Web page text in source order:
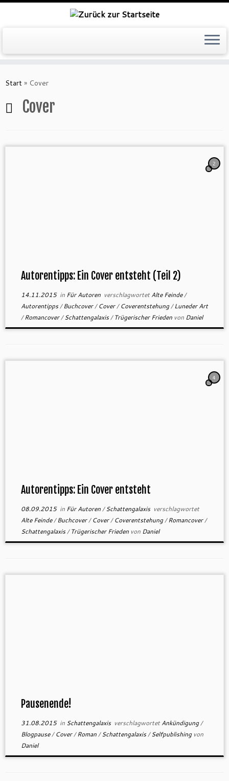
Inhalt
Start » Cover
Cover
2
Autorentipps: Ein Cover entsteht (Teil 2)
14.11.2015in Für Autoren verschlagwortetAlte Feinde/
Autorentipps/Buchcover/Cover/Coverentstehung/Luneder Art
/Romancover/Schattengalaxis/Trügerischer Frieden von Daniel
4
Autorentipps: Ein Cover entsteht
08.09.2015in Für Autoren/Schattengalaxis verschlagwortet
Alte Feinde/Buchcover/Cover/Coverentstehung/Romancover/
Schattengalaxis/Trügerischer Frieden von Daniel
Pausenende!
31.08.2015in Schattengalaxis verschlagwortetAnkündigung/
Blogpause/Cover/Roman/Schattengalaxis/Selfpublishing von
Daniel